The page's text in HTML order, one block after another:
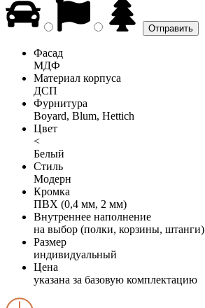
Фасад
МДФ
Материал корпуса
ДСП
Фурнитура
Boyard, Blum, Hettich
Цвет
<
Белый
Стиль
Модерн
Кромка
ПВХ (0,4 мм, 2 мм)
Внутреннее наполнение
на выбор (полки, корзины, штанги)
Размер
индивидуальный
Цена
указана за базовую комплектацию